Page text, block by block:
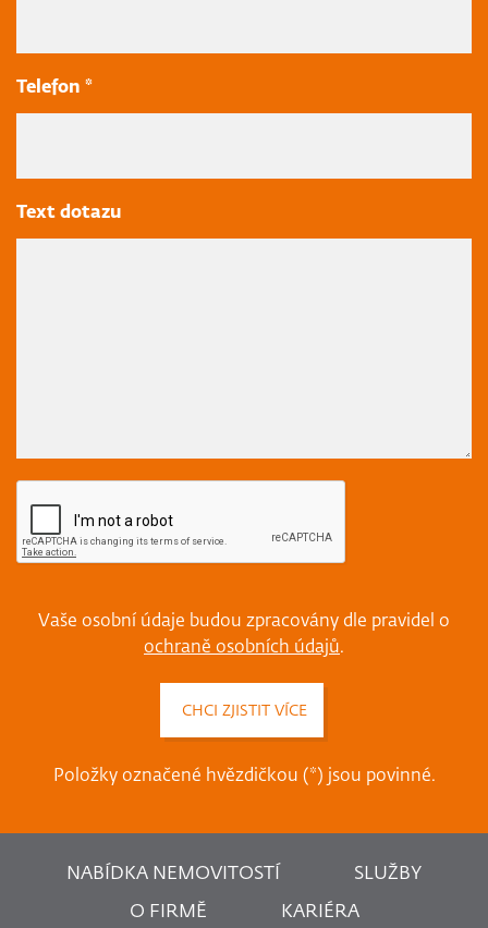
Telefon *
Text dotazu
Vaše osobní údaje budou zpracovány dle pravidel o
ochraně osobních údajů.
Položky označené hvězdičkou (*) jsou povinné.
NABÍDKA NEMOVITOSTÍ SLUŽBY
O FIRMĚ KARIÉRA